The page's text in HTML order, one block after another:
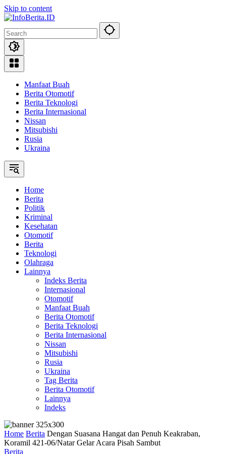
Skip to content
Manfaat Buah
Berita Otomotif
Berita Teknologi
Berita Internasional
Nissan
Mitsubishi
Rusia
Ukraina
Home
Berita
Politik
Kriminal
Kesehatan
Otomotif
Berita
Teknologi
Olahraga
Lainnya
Indeks Berita
Internasional
Otomotif
Manfaat Buah
Berita Otomotif
Berita Teknologi
Berita Internasional
Nissan
Mitsubishi
Rusia
Ukraina
Tag Berita
Berita Otomotif
Lainnya
Indeks
Home Berita Dengan Suasana Hangat dan Penuh Keakraban,
Koramil 421-06/Natar Gelar Acara Pisah Sambut
Berita